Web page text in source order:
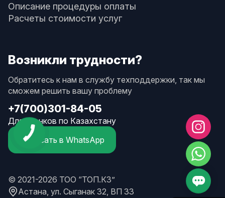
Описание процедуры оплаты
Расчеты стоимости услуг
Возникли трудности?
Обратитесь к нам в службу техподдержки, так мы
сможем решить вашу проблему
+7(700)301-84-05
Для звонков по Казахстану
Написать в WhatsApp
© 2021-2026 ТОО “ТОП.КЗ”
Астана, ул. Сыганак 32, ВП 33